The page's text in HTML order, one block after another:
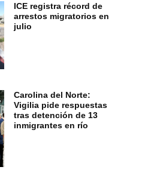
ICE registra récord de
arrestos migratorios en
julio
Carolina del Norte:
Vigilia pide respuestas
tras detención de 13
inmigrantes en río